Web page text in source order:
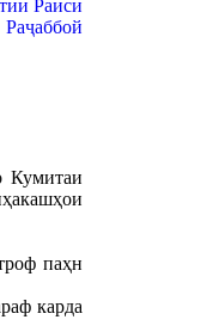
Кумитаи
паҳн
карда